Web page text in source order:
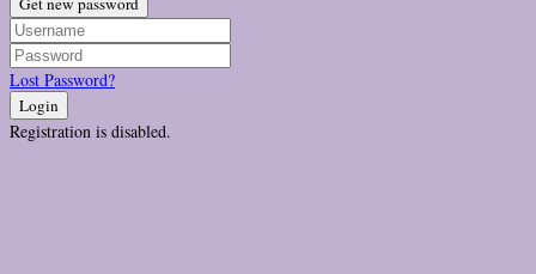
Lost Password?
Login
Registration is disabled.